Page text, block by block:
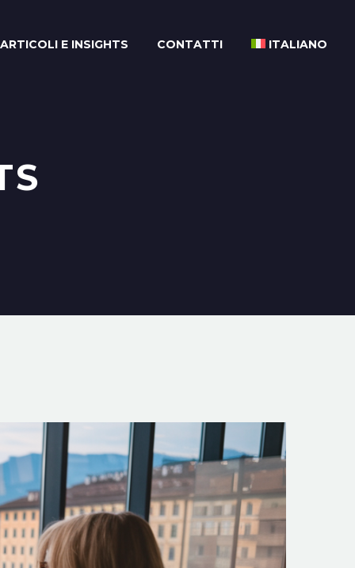
ARTICOLI E INSIGHTS CONTATTI ITALIANO